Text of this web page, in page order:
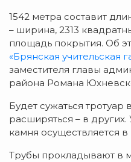
1542 метра составит
– ширина, 2313
площадь покрытия. Об
«Брянская учительская
заместителя главы
района Романа
Будет сужаться тротуар
расширяться – в
камня осуществляется
Трубы прокладывают в